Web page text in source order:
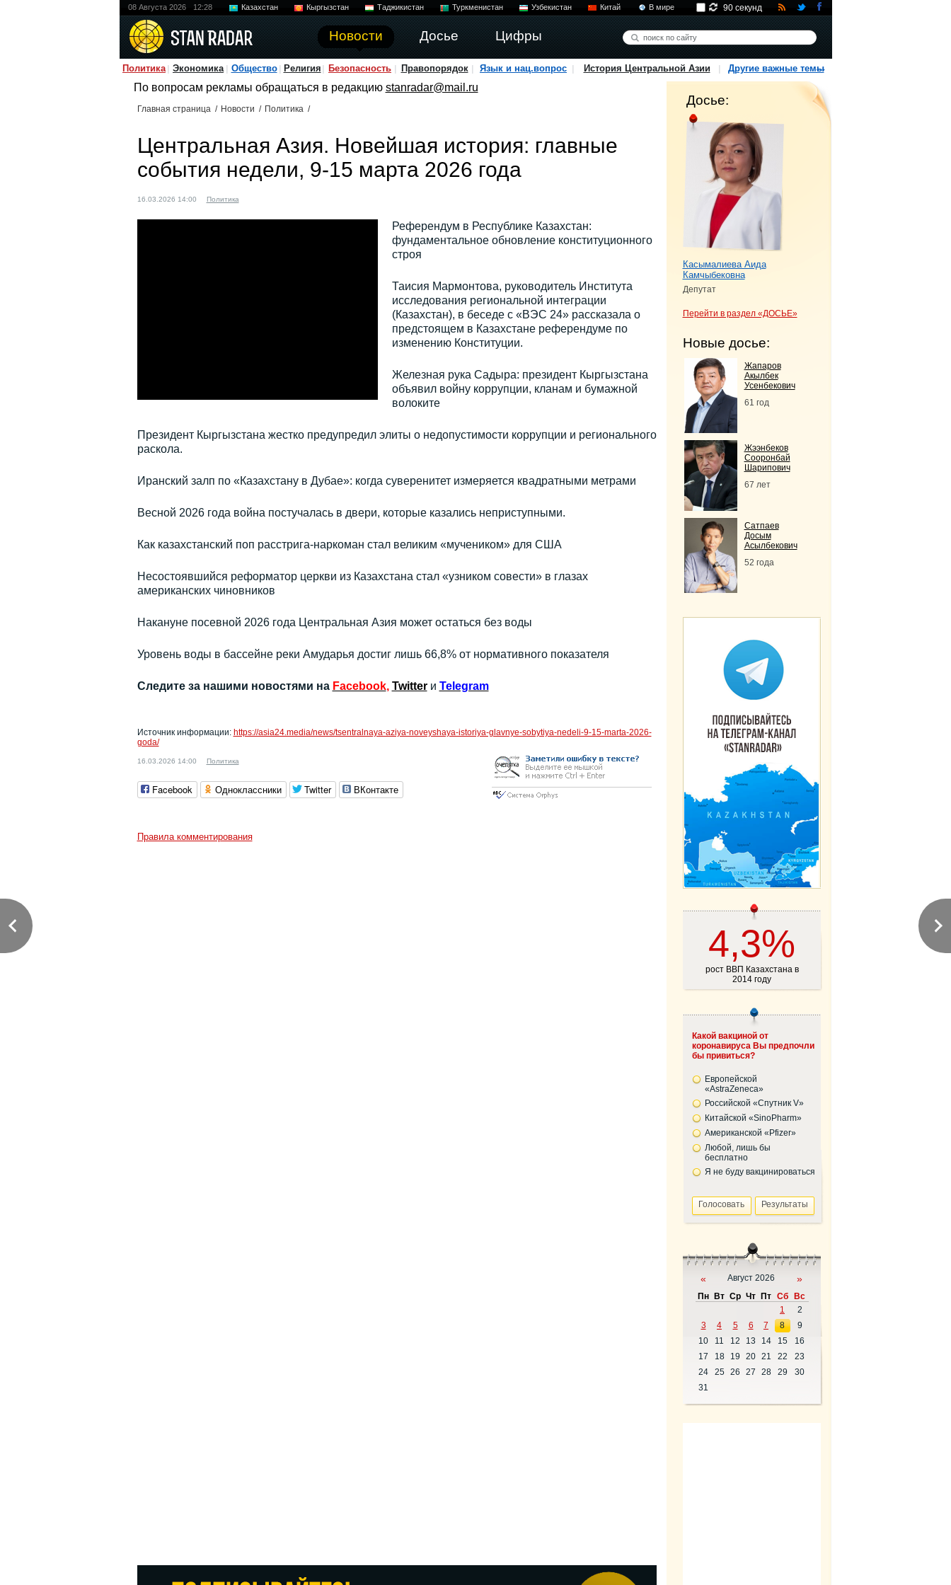
08 Августа 2026 12:28 Казахстан Кыргызстан Таджикистан Туркменистан Узбекистан Китай В мире
Новости Досье Цифры
90 секунд
Политика Экономика Общество Религия Безопасность Правопорядок Язык и нац.вопрос История Центральной Азии Другие важные темы
По вопросам рекламы обращаться в редакцию stanradar@mail.ru
Главная страница / Новости / Политика /
Центральная Азия. Новейшая история: главные
события недели, 9-15 марта 2026 года
16.03.2026 14:00 Политика
Референдум в Республике Казахстан:
фундаментальное обновление конституционного
строя
Таисия Мармонтова, руководитель Института
исследования региональной интеграции
(Казахстан), в беседе с «ВЭС 24» рассказала о
предстоящем в Казахстане референдуме по
изменению Конституции.
Железная рука Садыра: президент Кыргызстана
объявил войну коррупции, кланам и бумажной
волоките
Президент Кыргызстана жестко предупредил элиты о недопустимости коррупции и регионального
раскола.
Иранский залп по «Казахстану в Дубае»: когда суверенитет измеряется квадратными метрами
Весной 2026 года война постучалась в двери, которые казались неприступными.
Как казахстанский поп расстрига-наркоман стал великим «мучеником» для США
Несостоявшийся реформатор церкви из Казахстана стал «узником совести» в глазах
американских чиновников
Накануне посевной 2026 года Центральная Азия может остаться без воды
Уровень воды в бассейне реки Амударья достиг лишь 66,8% от нормативного показателя
Следите за нашими новостями на Facebook, Twitter и Telegram
Источник информации: https://asia24.media/news/tsentralnaya-aziya-noveyshaya-istoriya-glavnye-sobytiya-nedeli-9-15-marta-2026-
goda/
16.03.2026 14:00 Политика
Facebook Одноклассники Twitter ВКонтакте
Правила комментирования
Досье:
Касымалиева Аида
Камчыбековна
Депутат
Перейти в раздел «ДОСЬЕ»
Новые досье:
Жапаров
Акылбек
Усенбекович
61 год
Жээнбеков
Сооронбай
Шарипович
67 лет
Сатпаев
Досым
Асылбекович
52 года
4,3%
рост ВВП Казахстана в
2014 году
Какой вакциной от
коронавируса Вы предпочли
бы привиться?
Европейской
«AstraZeneca»
Российской «Спутник V»
Китайской «SinoPharm»
Американской «Pfizer»
Любой, лишь бы
бесплатно
Я не буду вакцинироваться
« Август 2026 »
Пн Вт Ср Чт Пт Сб
Вс
1
2
3
4 5 6 7 8
9
10
11 12 13 14 15
16
17
18 19 20 21 22
23
24
25 26 27 28 29
30
31